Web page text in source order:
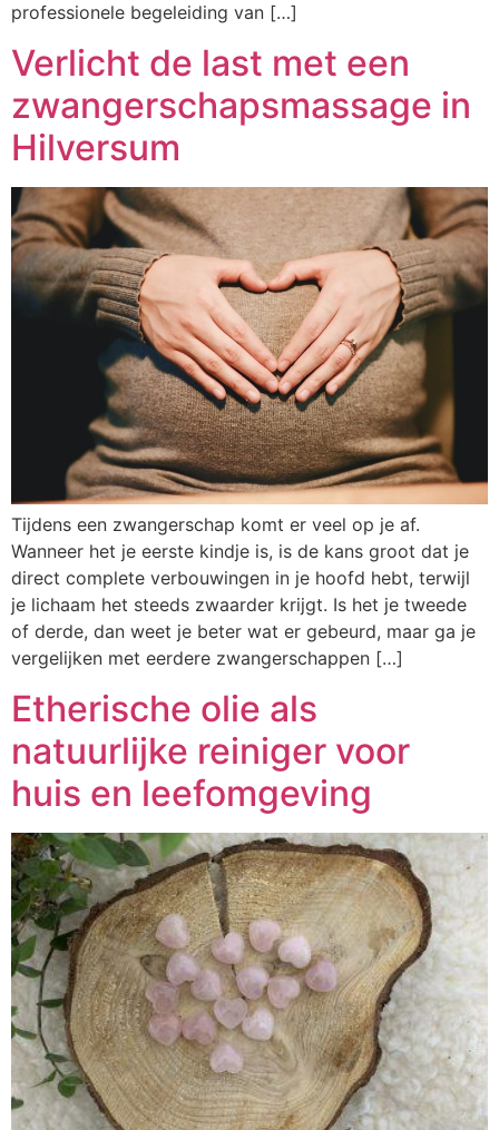
professionele begeleiding van […]
Verlicht de last met een
zwangerschapsmassage in
Hilversum
Tijdens een zwangerschap komt er veel op je af.
Wanneer het je eerste kindje is, is de kans groot dat je
direct complete verbouwingen in je hoofd hebt, terwijl
je lichaam het steeds zwaarder krijgt. Is het je tweede
of derde, dan weet je beter wat er gebeurd, maar ga je
vergelijken met eerdere zwangerschappen […]
Etherische olie als
natuurlijke reiniger voor
huis en leefomgeving